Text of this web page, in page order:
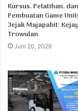
Kursus, Pelatihan,
Pembuatan Game
Jejak Majapahit:
Trowulan
Juni 20, 2026